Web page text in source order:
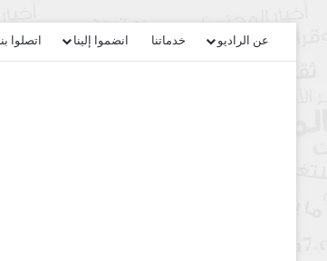
عن الراديو خدماتنا انضموا إلينا اتصلوا